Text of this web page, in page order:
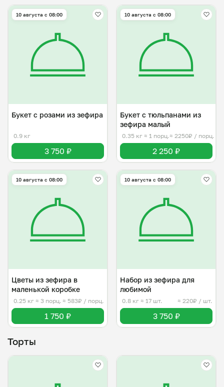
10 августа с 08:00
Букет с розами из зефира
0.9 кг
3 750 ₽
10 августа с 08:00
Букет с тюльпанами из
зефира малый
0.35 кг ≈ 1 порц.≈ 2250₽ / порц.
2 250 ₽
10 августа с 08:00
Цветы из зефира в
маленькой коробке
0.25 кг ≈ 3 порц. ≈ 583₽ / порц.
1 750 ₽
10 августа с 08:00
Набор из зефира для
любимой
0.8 кг ≈ 17 шт. ≈ 220₽ / шт.
3 750 ₽
Торты